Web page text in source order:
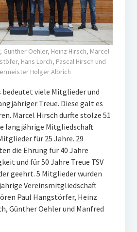
Günther Oehler, Heinz Hirsch, Marcel
Hans Lorch, Pascal Hirsch und
Holger Albrich
bedeutet viele Mitglieder und
Treue. Diese galt es
Marcel Hirsch durfte stolze 51
langjährige Mitgliedschaft
für 25 Jahre. 29
die Ehrung für 40 Jahre
und für 50 Jahre Treue TSV
geehrt. 5 Mitglieder wurden
Vereinsmitgliedschaft
Paul Hangstörfer, Heinz
Günther Oehler und Manfred